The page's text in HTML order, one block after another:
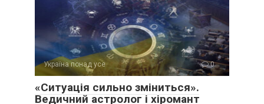
Україна понад усе 0
«Ситуація сильно зміниться».
Ведичний астролог і хіромант